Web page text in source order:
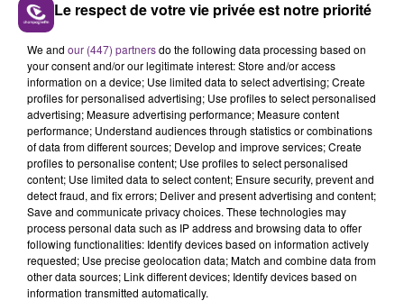
LA CENTRALE NUCLÉAIRE DE CHOOZ
TOUJOURS À L'ARRÊT
Cela fait déjà une semaine que la centrale
nucléaire ardennaise est à l'arrêt. Une situation
justifiée par la sécheresse intense qui est toujours
présente.
Le respect de votre vie privée est notre priorité
We and our (447) partnersdo the following data processing based on
your consent and/or our legitimate interest: Store and/or access
information on a device; Use limited data to select advertising; Create
profiles for personalised advertising; Use profiles to select personalised
advertising; Measure advertising performance; Measure content
performance; Understand audiences through statistics or combinations
of data from different sources; Develop and improve services; Create
profiles to personalise content; Use profiles to select personalised
content; Use limited data to select content; Ensure security, prevent and
detect fraud, and fix errors; Deliver and present advertising and content;
Save and communicate privacy choices. These technologies may
process personal data such as IP address and browsing data to offer
following functionalities: Identify devices based on information actively
requested; Use precise geolocation data; Match and combine data from
other data sources; Link different devices; Identify devices based on
information transmitted automatically.